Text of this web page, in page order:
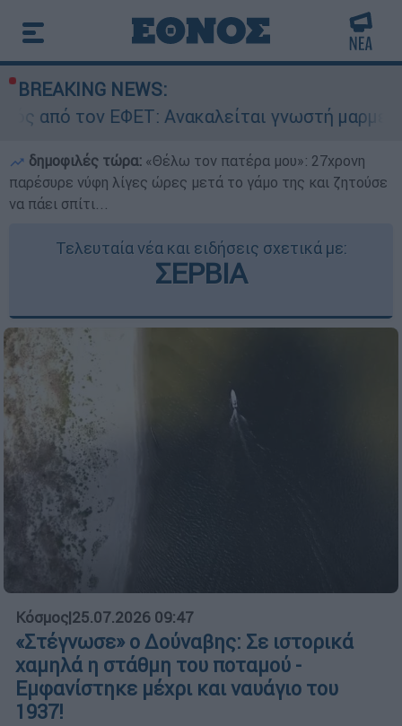
BREAKING NEWS:
Ανακαλείται γνωστή μαρμελάδα - Κίνδυνος
δημοφιλές τώρα: «Θέλω τον πατέρα μου»: 27χρονη
παρέσυρε νύφη λίγες ώρες μετά το γάμο της και ζητούσε
να πάει σπίτι...
Τελευταία νέα και ειδήσεις σχετικά με:
ΣΕΡΒΙΑ
Κόσμος|25.07.2026 09:47
«Στέγνωσε» ο Δούναβης: Σε ιστορικά
χαμηλά η στάθμη του ποταμού -
Εμφανίστηκε μέχρι και ναυάγιο του
1937!